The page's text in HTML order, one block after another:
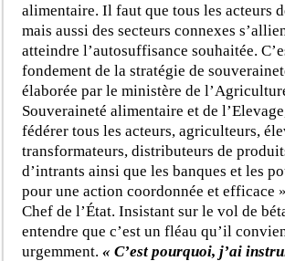
alimentaire. Il faut que tous les acteurs
mais aussi des secteurs connexes
atteindre l’autosuffisance souhaitée.
fondement de la stratégie de
élaborée par le ministère de
Souveraineté alimentaire et de
fédérer tous les acteurs, agriculteurs,
transformateurs, distributeurs de
d’intrants ainsi que les banques et les
pour une action coordonnée et efficace
Chef de l’État. Insistant sur le vol de
entendre que c’est un fléau qu’il
urgemment.« C’est pourquoi, j’ai